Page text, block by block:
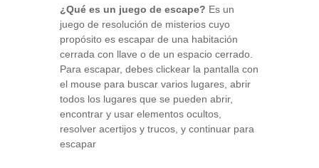
¿Qué es un juego de escape? Es un
juego de resolución de misterios cuyo
propósito es escapar de una habitación
cerrada con llave o de un espacio cerrado.
Para escapar, debes clickear la pantalla con
el mouse para buscar varios lugares, abrir
todos los lugares que se pueden abrir,
encontrar y usar elementos ocultos,
resolver acertijos y trucos, y continuar para
escapar